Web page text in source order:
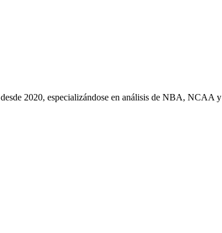
2020, especializándose en análisis de NBA, NCAA